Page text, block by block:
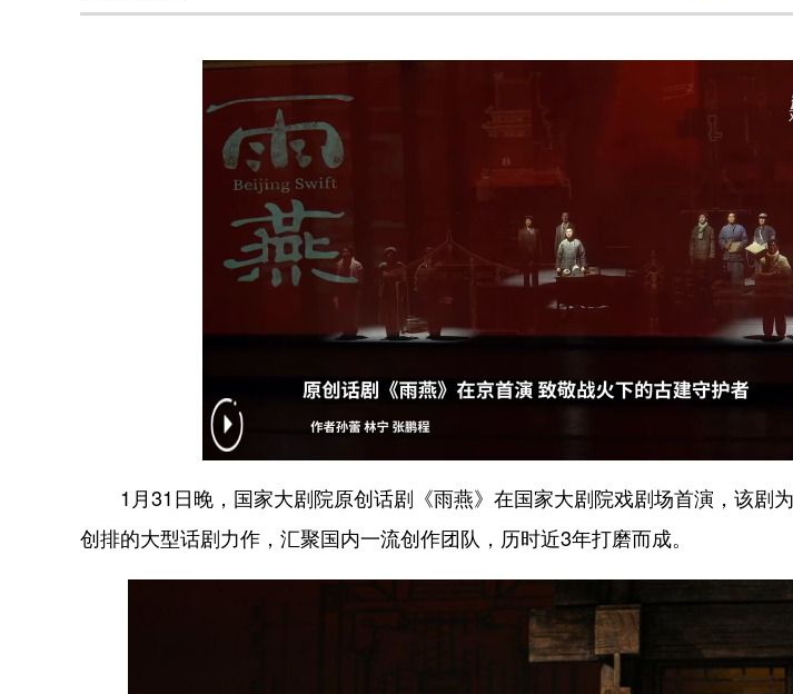
1月31日晚，国家大剧院原创话剧《雨燕》在国家大剧院戏剧场首演，该剧
创排的大型话剧力作，汇聚国内一流创作团队，历时近3年打磨而成。